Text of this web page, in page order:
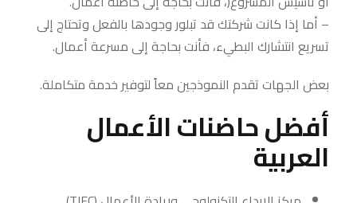
– أما إذا كانت شركتك قد تبلور وجودها بالفعل وتحتاج إلى
تسريع انتشارك البطيء، فأنت بحاجة إلى مسرعة أعمال.
بعض الجهات تقدم النموذجين معاً لتوفير خدمة متكاملة.
أفضل حاضنات الأعمال
العربية